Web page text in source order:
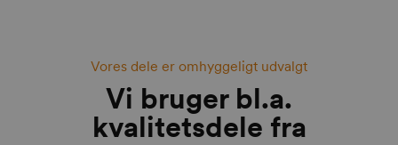
Vores dele er omhyggeligt udvalgt
Vi bruger bl.a.
kvalitetsdele fra